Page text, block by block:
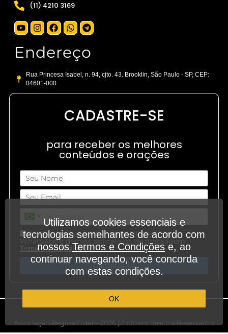
(11) 4210 3169
Endereço
Rua Princesa Isabel, n. 94, cjto. 43. Brooklin, São Paulo - SP, CEP:
04601-000
CADASTRE-SE
para receber os melhores
conteúdos e orações
Aceito receber outros conteúdos em meu
WhatsApp e demais aplicativos de mensagem.
Termos e Condições.
Cadastre-se
Associação Regina Fidei – 2026 | Todos os direitos Reservados
Utilizamos cookies essenciais e
tecnologias semelhantes de acordo com
nossosTermos e Condições e, ao
continuar navegando, você concorda
com estas condições.
OK